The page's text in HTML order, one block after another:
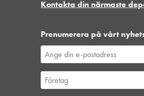
Kontakta din närmaste
Prenumerera på vårt